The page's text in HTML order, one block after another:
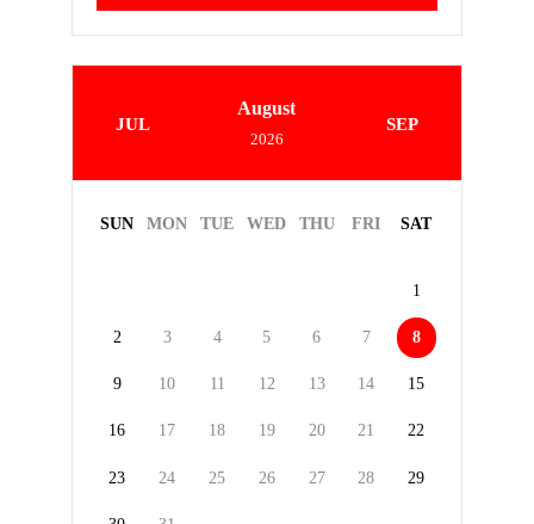
JUL
August
2026
SEP
SUN MON TUE WED THU FRI SAT
1
2 3 4 5 6 7 8
9 10 11 12 13 14 15
16 17 18 19 20 21 22
23 24 25 26 27 28 29